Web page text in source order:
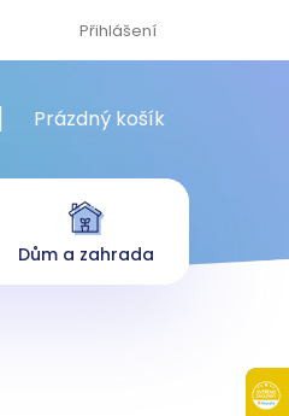
Přihlášení
NÁKUPNÍ KOŠÍK
Prázdný košík
Dům a zahrada